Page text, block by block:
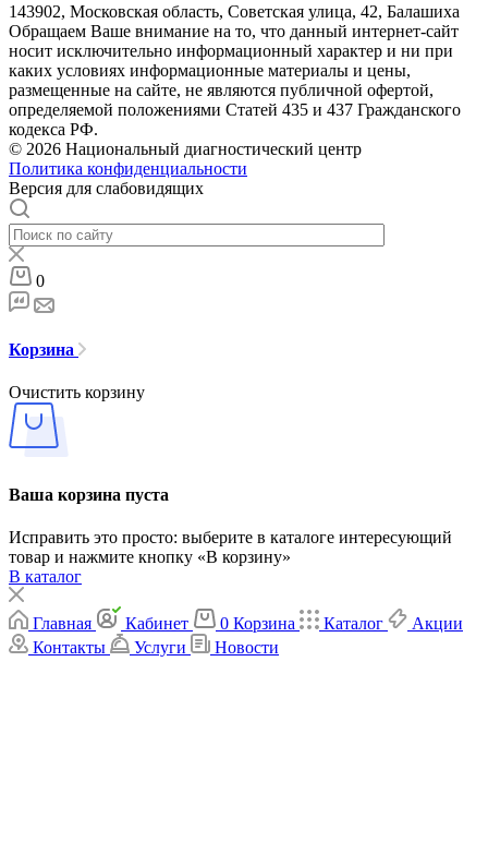
143902, Московская область, Советская улица, 42, Балашиха
Обращаем Ваше внимание на то, что данный интернет-сайт
носит исключительно информационный характер и ни при
каких условиях информационные материалы и цены,
размещенные на сайте, не являются публичной офертой,
определяемой положениями Статей 435 и 437 Гражданского
кодекса РФ.
© 2026 Национальный диагностический центр
Политика конфиденциальности
Версия для слабовидящих
0
Корзина
Очистить корзину
Ваша корзина пуста
Исправить это просто: выберите в каталоге интересующий
товар и нажмите кнопку «В корзину»
В каталог
Главная Кабинет 0 Корзина Каталог
Акции
Контакты
Услуги Новости